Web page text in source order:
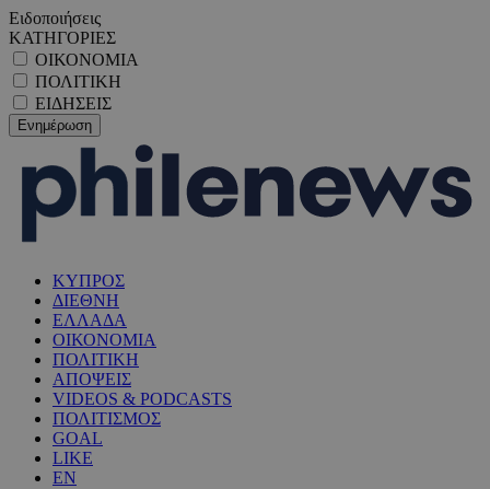
Ειδοποιήσεις
ΚΑΤΗΓΟΡΙΕΣ
ΟΙΚΟΝΟΜΙΑ
ΠΟΛΙΤΙΚΗ
ΕΙΔΗΣΕΙΣ
ΚΥΠΡΟΣ
ΔΙΕΘΝΗ
ΕΛΛΑΔΑ
ΟΙΚΟΝΟΜΙΑ
ΠΟΛΙΤΙΚΗ
ΑΠΟΨΕΙΣ
VIDEOS & PODCASTS
ΠΟΛΙΤΙΣΜΟΣ
GOAL
LIKE
EN